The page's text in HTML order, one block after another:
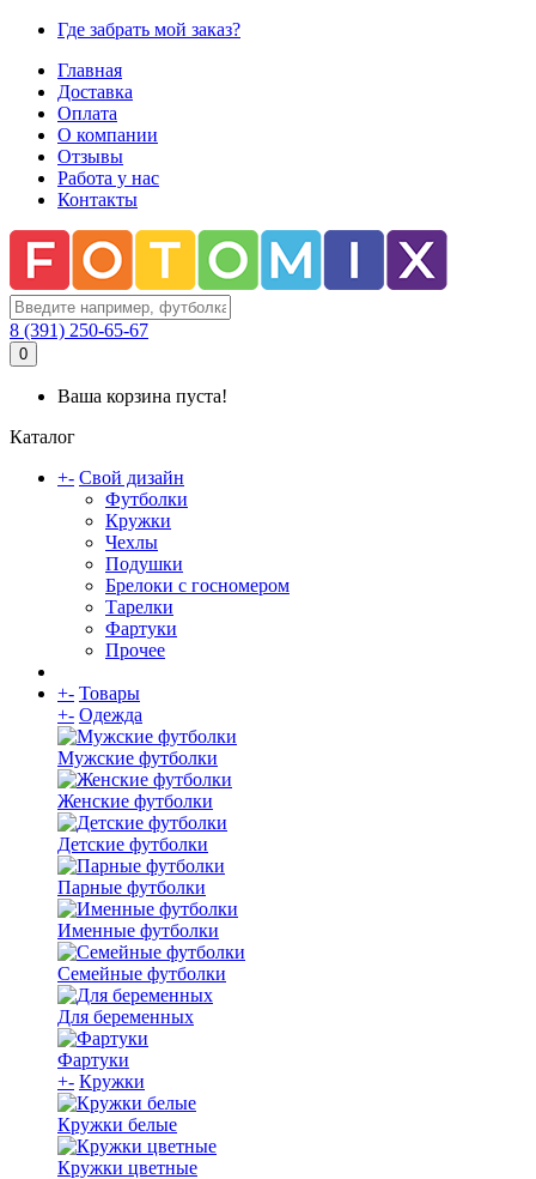
Где забрать мой заказ?
Главная
Доставка
Оплата
О компании
Отзывы
Работа у нас
Контакты
8 (391) 250-65-67
0
Ваша корзина пуста!
Каталог
+- Свой дизайн
Футболки
Кружки
Чехлы
Подушки
Брелоки с госномером
Тарелки
Фартуки
Прочее
+- Товары
+- Одежда
Мужские футболки
Женские футболки
Детские футболки
Парные футболки
Именные футболки
Семейные футболки
Для беременных
Фартуки
+- Кружки
Кружки белые
Кружки цветные